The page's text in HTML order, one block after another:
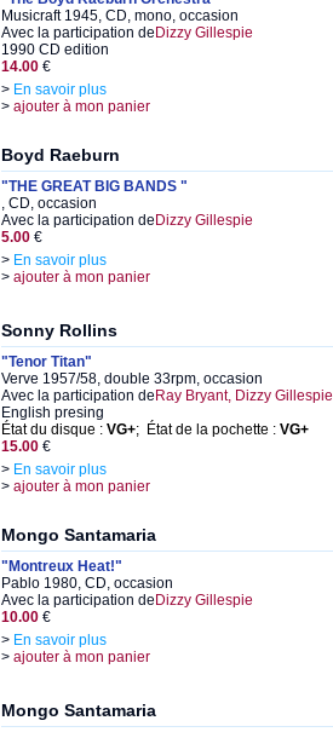
Musicraft 1945, CD, mono, occasion
Avec la participation de Dizzy Gillespie
1990 CD edition
14.00 €
> En savoir plus
> ajouter à mon panier
Boyd Raeburn
"THE GREAT BIG BANDS "
, CD, occasion
Avec la participation de Dizzy Gillespie
5.00 €
> En savoir plus
> ajouter à mon panier
Sonny Rollins
"Tenor Titan"
Verve 1957/58, double 33rpm, occasion
Avec la participation de Ray Bryant, Dizzy Gillespie
English presing
État du disque : VG+; État de la pochette : VG+
15.00 €
> En savoir plus
> ajouter à mon panier
Mongo Santamaria
"Montreux Heat!"
Pablo 1980, CD, occasion
Avec la participation de Dizzy Gillespie
10.00 €
> En savoir plus
> ajouter à mon panier
Mongo Santamaria